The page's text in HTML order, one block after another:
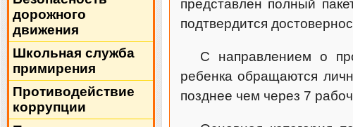
дорожного
движения
Школьная служба
примирения
Противодействие
коррупции
представлен полный
подтвердится
С направлением о
ребенка обращаются
позднее чем через 7